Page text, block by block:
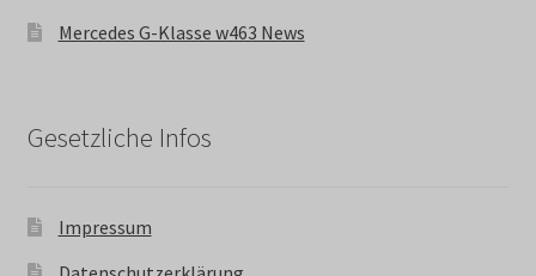
Mercedes G-Klasse w463 News
Gesetzliche Infos
Impressum